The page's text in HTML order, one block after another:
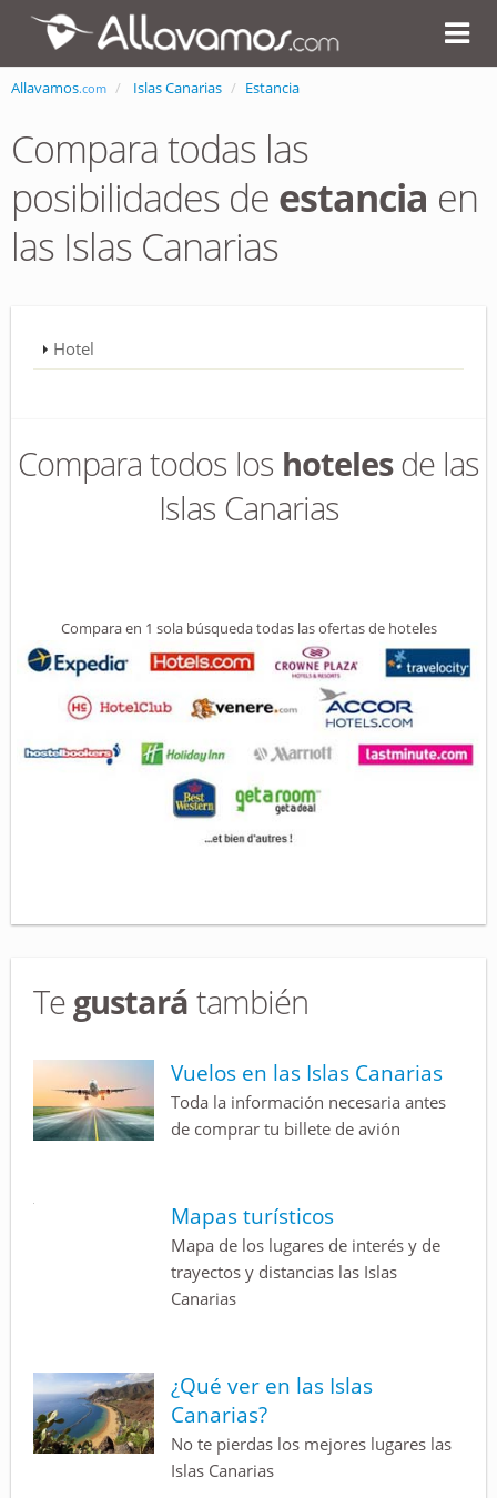
Allavamos.com Islas Canarias Estancia
Compara todas las
posibilidades de estancia en
las Islas Canarias
Hotel
Compara todos los hotelesde las
Islas Canarias
Compara en 1 sola búsqueda todas las ofertas de hoteles
Te gustará también
Vuelos en las Islas Canarias
Toda la información necesaria antes
de comprar tu billete de avión
Mapas turísticos
Mapa de los lugares de interés y de
trayectos y distancias las Islas
Canarias
¿Qué ver en las Islas
Canarias?
No te pierdas los mejores lugares las
Islas Canarias